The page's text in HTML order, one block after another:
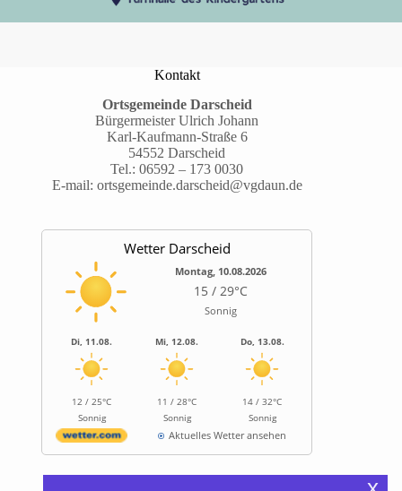
Kontakt
Ortsgemeinde Darscheid
Bürgermeister Ulrich Johann
Karl-Kaufmann-Straße 6
54552 Darscheid
Tel.:06592 – 173 0030
E-mail: ortsgemeinde.darscheid@vgdaun.de
Wetter Darscheid
Montag, 10.08.2026
15 / 29°C
Sonnig
Di, 11.08.
12 / 25°C
Sonnig
Mi, 12.08.
11 / 28°C
Sonnig
Do, 13.08.
14 / 32°C
Sonnig
Aktuelles Wetter ansehen